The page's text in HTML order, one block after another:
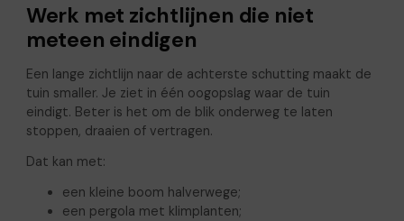
Werk met zichtlijnen die niet
meteen eindigen
Een lange zichtlijn naar de achterste schutting maakt de
tuin smaller. Je ziet in één oogopslag waar de tuin
eindigt. Beter is het om de blik onderweg te laten
stoppen, draaien of vertragen.
Dat kan met:
een kleine boom halverwege;
een pergola met klimplanten;